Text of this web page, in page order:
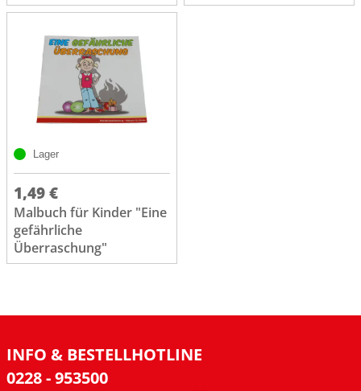
Lager
1,49 €
Malbuch für Kinder "Eine
gefährliche
Überraschung"
INFO & BESTELLHOTLINE
0228 - 953500